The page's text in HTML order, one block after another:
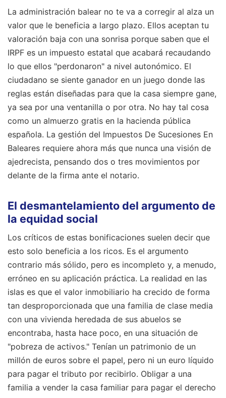
La administración balear no te va a corregir al alza un
valor que le beneficia a largo plazo. Ellos aceptan tu
valoración baja con una sonrisa porque saben que el
IRPF es un impuesto estatal que acabará recaudando
lo que ellos "perdonaron" a nivel autonómico. El
ciudadano se siente ganador en un juego donde las
reglas están diseñadas para que la casa siempre gane,
ya sea por una ventanilla o por otra. No hay tal cosa
como un almuerzo gratis en la hacienda pública
española. La gestión del Impuestos De Sucesiones En
Baleares requiere ahora más que nunca una visión de
ajedrecista, pensando dos o tres movimientos por
delante de la firma ante el notario.
El desmantelamiento del argumento de
la equidad social
Los críticos de estas bonificaciones suelen decir que
esto solo beneficia a los ricos. Es el argumento
contrario más sólido, pero es incompleto y, a menudo,
erróneo en su aplicación práctica. La realidad en las
islas es que el valor inmobiliario ha crecido de forma
tan desproporcionada que una familia de clase media
con una vivienda heredada de sus abuelos se
encontraba, hasta hace poco, en una situación de
"pobreza de activos." Tenían un patrimonio de un
millón de euros sobre el papel, pero ni un euro líquido
para pagar el tributo por recibirlo. Obligar a una
familia a vender la casa familiar para pagar el derecho